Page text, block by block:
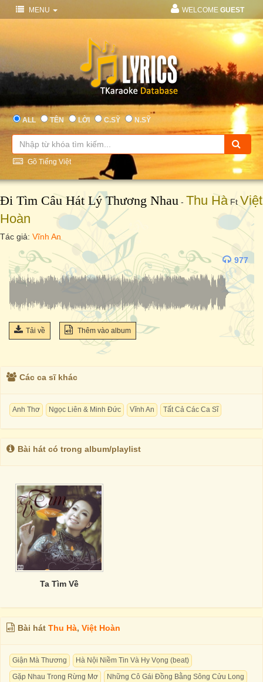
MENU WELCOME GUEST
ALL TÊN LỜI C.SỸ N.SỸ
Gõ Tiếng Việt
Đi Tìm Câu Hát Lý Thương Nhau - Thu HàFt Việt
Hoàn
Tác giả: Vĩnh An
977
Tải về Thêm vào album
Các ca sĩ khác
Anh Thơ Ngọc Liên & Minh Đức Vĩnh An Tất Cả Các Ca Sĩ
Bài hát có trong album/playlist
Ta Tìm Về
Bài hát Thu Hà, Việt Hoàn
Giận Mà Thương
Hà Nội Niềm Tin Và Hy Vọng (beat)
Gặp Nhau Trong Rừng Mơ
Những Cô Gái Đồng Bằng Sông Cửu Long